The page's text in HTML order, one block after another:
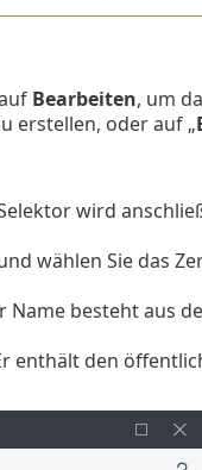
Bearbeiten, um
erstellen, oder auf „
wird
wählen Sie das
besteht aus
enthält den